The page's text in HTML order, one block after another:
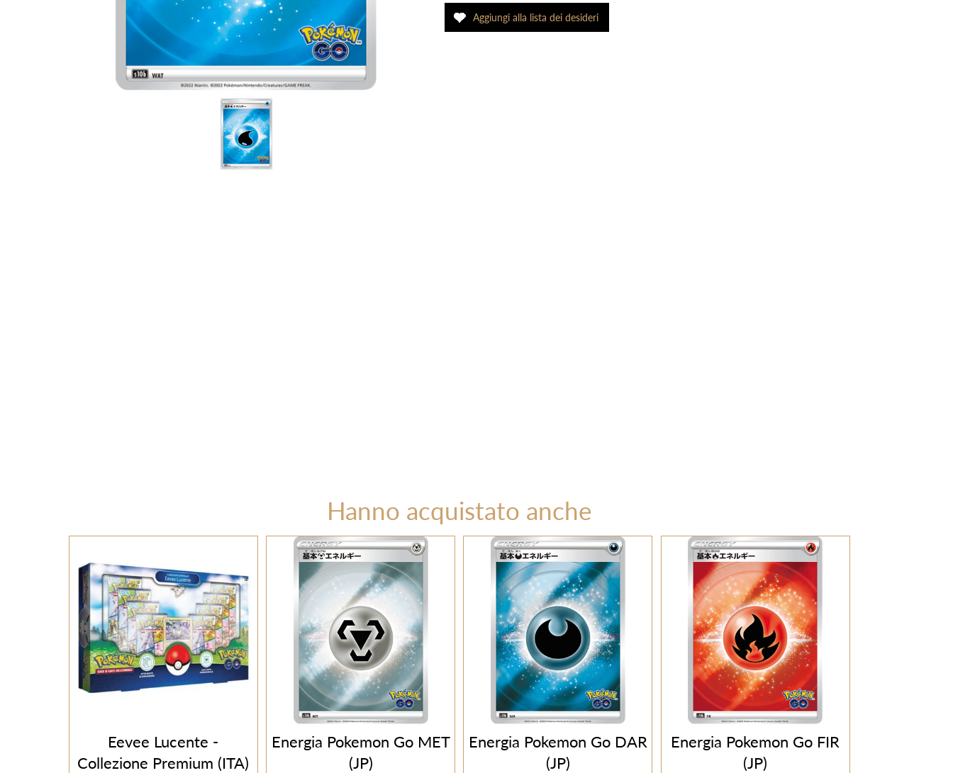
Hanno acquistato anche
Eevee Lucente -
Collezione Premium (ITA)
Energia Pokemon Go MET
(JP)
Energia Pokemon Go DAR
(JP)
Energia Pokemon Go FIR
(JP)